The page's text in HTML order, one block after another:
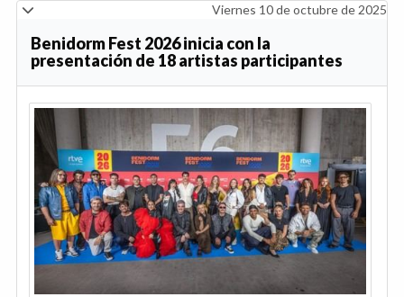
Viernes 10 de octubre de 2025
Benidorm Fest 2026 inicia con la
presentación de 18 artistas participantes